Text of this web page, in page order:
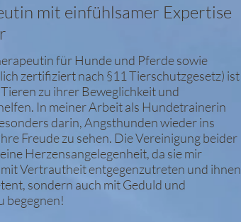
mit einfühlsamer Expertise
für Hunde und Pferde sowie
zertifiziert nach §11 Tierschutzgesetz) ist
zu ihrer Beweglichkeit und
In meiner Arbeit als Hundetrainerin
darin, Angsthunden wieder ins
Freude zu sehen. Die Vereinigung beider
Herzensangelegenheit, da sie mir
Vertrautheit entgegenzutreten und ihnen
sondern auch mit Geduld und
begegnen!